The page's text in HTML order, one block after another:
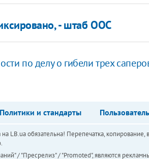
- штаб ООС
по делу о гибели трех
Политики и стандарты
LB.ua обязательна! Перепечатка,
/ "Пресрелиз" / "Promoted", являются